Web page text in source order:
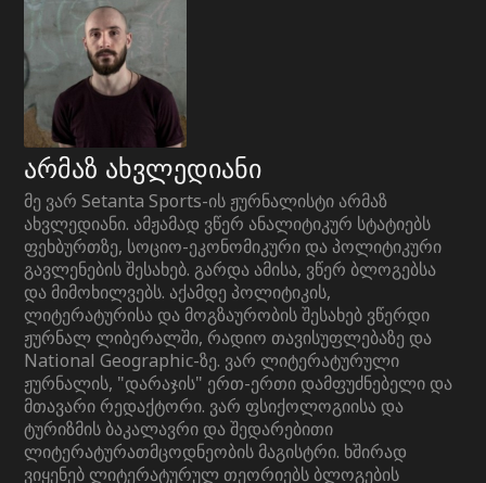
არმაზ ახვლედიანი
მე ვარ Setanta Sports-ის ჟურნალისტი არმაზ
ახვლედიანი. ამჟამად ვწერ ანალიტიკურ სტატიებს
ფეხბურთზე, სოციო-ეკონომიკური და პოლიტიკური
გავლენების შესახებ. გარდა ამისა, ვწერ ბლოგებსა
და მიმოხილვებს. აქამდე პოლიტიკის,
ლიტერატურისა და მოგზაურობის შესახებ ვწერდი
ჟურნალ ლიბერალში, რადიო თავისუფლებაზე და
National Geographic-ზე. ვარ ლიტერატურული
ჟურნალის, "დარაჯის" ერთ-ერთი დამფუძნებელი და
მთავარი რედაქტორი. ვარ ფსიქოლოგიისა და
ტურიზმის ბაკალავრი და შედარებითი
ლიტერატურათმცოდნეობის მაგისტრი. ხშირად
ვიყენებ ლიტერატურულ თეორიებს ბლოგების